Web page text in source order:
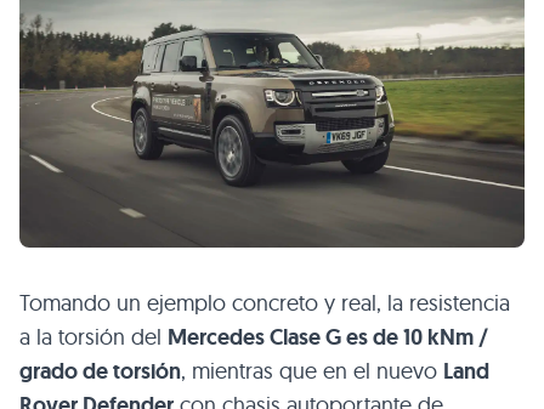
Tomando un ejemplo concreto y real, la resistencia
a la torsión del Mercedes Clase G es de 10 kNm /
grado de torsión, mientras que en el nuevo Land